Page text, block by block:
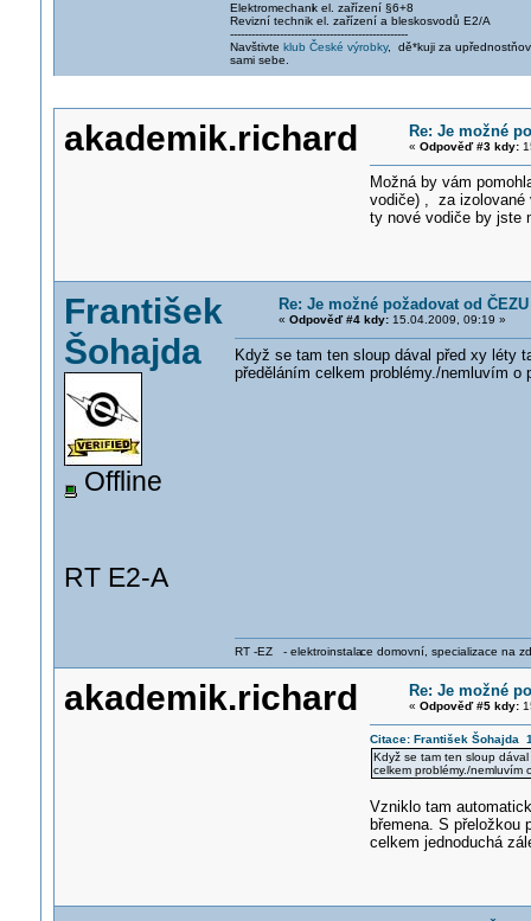
Elektromechanik el. zařízení §6+8
Revizní technik el. zařízení a bleskosvodů E2/A
--------------------------------------------------
Navštivte klub České výrobky, dě*kuji za
sami sebe.
akademik.richard Re: Je možné
« Odpověď #3 kdy:
Možná by vám
vodiče) , za izolované
ty nové vodiče by jste
František
Šohajda
Offline
RT E2-A
Re: Je možné požadovat od
« Odpověď #4 kdy:15.04.2009, 09:19 »
Když se tam ten sloup dával před xy léty
předěláním celkem problémy./nemluvím
RT -EZ - elektroinstalace domovní, specializace na
akademik.richard Re: Je možné
« Odpověď #5 kdy:
Citace: František Šohajda
Když se tam ten sloup
celkem problémy./
Vzniklo tam
břemena. S přeložkou
celkem jednoduchá